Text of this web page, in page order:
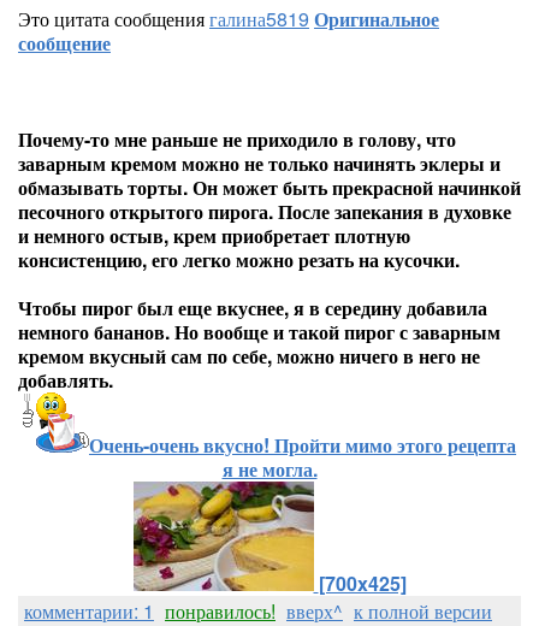
Это цитата сообщениягалина5819 Оригинальное
сообщение
Почему-то мне раньше не приходило в голову, что
заварным кремом можно не только начинять эклеры и
обмазывать торты. Он может быть прекрасной начинкой
песочного открытого пирога. После запекания в духовке
и немного остыв, крем приобретает плотную
консистенцию, его легко можно резать на кусочки.
Чтобы пирог был еще вкуснее, я в середину добавила
немного бананов. Но вообще и такой пирог с заварным
кремом вкусный сам по себе, можно ничего в него не
добавлять.
Очень-очень вкусно! Пройти мимо этого рецепта
я не могла.
[700x425]
комментарии: 1 понравилось! вверх^ к полной версии